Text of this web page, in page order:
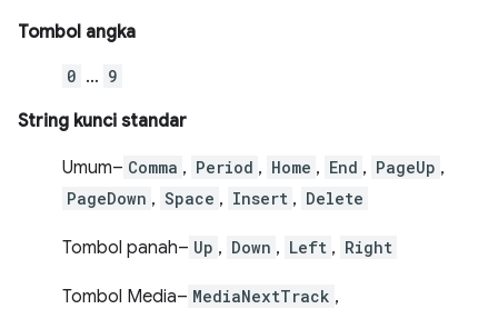
Tombol angka
0 … 9
String kunci standar
Umum– Comma , Period , Home , End , PageUp ,
PageDown , Space , Insert , Delete
Tombol panah– Up , Down , Left , Right
Tombol Media– MediaNextTrack ,